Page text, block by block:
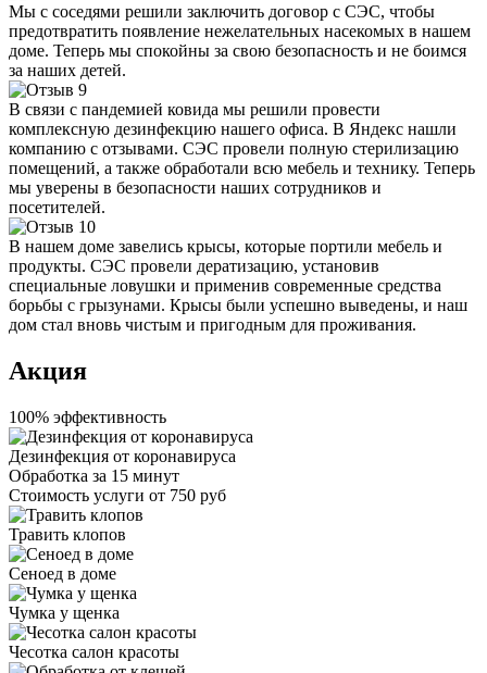
Мы с соседями решили заключить договор с СЭС, чтобы
предотвратить появление нежелательных насекомых в нашем
доме. Теперь мы спокойны за свою безопасность и не боимся
за наших детей.
В связи с пандемией ковида мы решили провести
комплексную дезинфекцию нашего офиса. В Яндекс нашли
компанию с отзывами. СЭС провели полную стерилизацию
помещений, а также обработали всю мебель и технику. Теперь
мы уверены в безопасности наших сотрудников и
посетителей.
В нашем доме завелись крысы, которые портили мебель и
продукты. СЭС провели дератизацию, установив
специальные ловушки и применив современные средства
борьбы с грызунами. Крысы были успешно выведены, и наш
дом стал вновь чистым и пригодным для проживания.
Акция
100% эффективность
Дезинфекция от коронавируса
Обработка за 15 минут
Стоимость услуги от 750 руб
Травить клопов
Сеноед в доме
Чумка у щенка
Чесотка салон красоты